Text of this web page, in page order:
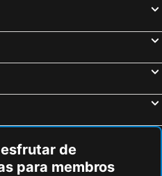
Glasgow, Escócia Hotéis
de
para membros